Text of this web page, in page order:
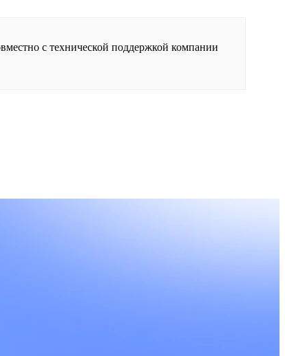
с технической поддержкой компании